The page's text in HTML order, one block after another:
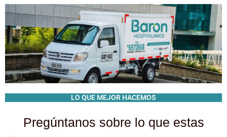
LO QUE MEJOR HACEMOS
Pregúntanos sobre lo que estas